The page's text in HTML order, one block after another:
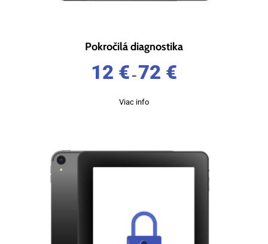
Pokročilá diagnostika
12 € – 72 €
Viac info